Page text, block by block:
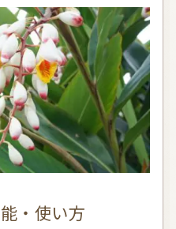
能・使い方